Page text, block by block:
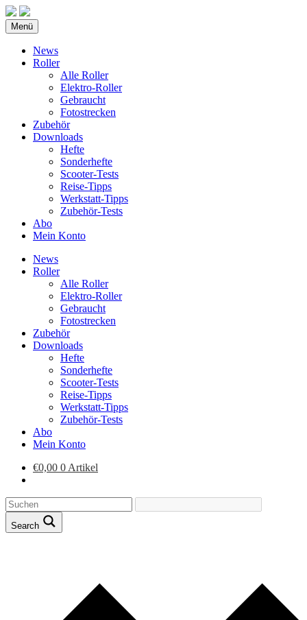
Menü
News
Roller
Alle Roller
Elektro-Roller
Gebraucht
Fotostrecken
Zubehör
Downloads
Hefte
Sonderhefte
Scooter-Tests
Reise-Tipps
Werkstatt-Tipps
Zubehör-Tests
Abo
Mein Konto
News
Roller
Alle Roller
Elektro-Roller
Gebraucht
Fotostrecken
Zubehör
Downloads
Hefte
Sonderhefte
Scooter-Tests
Reise-Tipps
Werkstatt-Tipps
Zubehör-Tests
Abo
Mein Konto
€0,00 0 Artikel
Search